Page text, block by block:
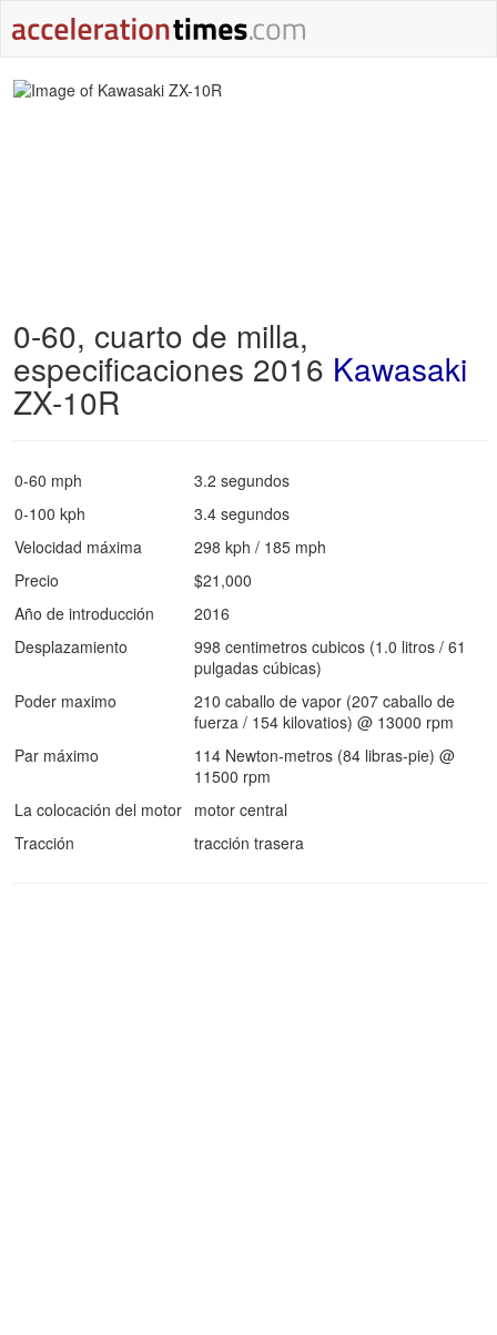
0-60, cuarto de milla,
especificaciones 2016 Kawasaki
ZX-10R
0-60 mph
3.2 segundos
0-100 kph
3.4 segundos
Velocidad máxima
298 kph / 185 mph
Precio
$21,000
Año de introducción
2016
Desplazamiento
998 centimetros cubicos (1.0 litros / 61
pulgadas cúbicas)
Poder maximo
210 caballo de vapor (207 caballo de
fuerza / 154 kilovatios) @ 13000 rpm
Par máximo
114 Newton-metros (84 libras-pie) @
11500 rpm
La colocación del motor motor central
Tracción
tracción trasera